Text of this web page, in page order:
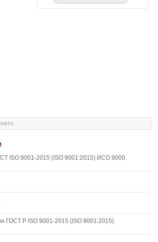
ISO 9001-2015 (ISO 9001:2015) ИСО 9000
ГОСТ Р ISO 9001-2015 (ISO 9001:2015)